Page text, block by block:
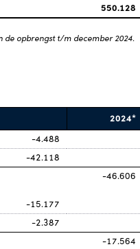
550.128
de opbrengst t/m december 2024.
2024*
-4.488
-42.118
-46.606
-15.177
-2.387
-17.564